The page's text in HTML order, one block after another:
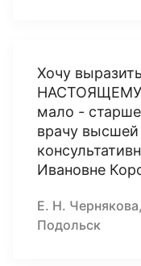
Хочу
НАСТОЯЩЕМУ
мало -
врачу высшей
Ивановне
Е. Н.
Подольск